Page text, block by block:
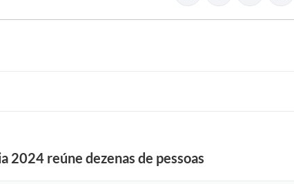
Chamamentos Públicos
2024 reúne dezenas de pessoas